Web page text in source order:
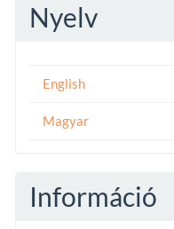
Nyelv
English
Magyar
Információ